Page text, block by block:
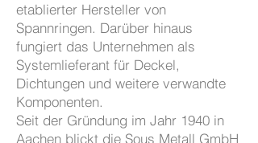
etablierter Hersteller von
Spannringen. Darüber hinaus
fungiert das Unternehmen als
Systemlieferant für Deckel,
Dichtungen und weitere verwandte
Komponenten.
Seit der Gründung im Jahr 1940 in
Aachen blickt die Sous Metall GmbH